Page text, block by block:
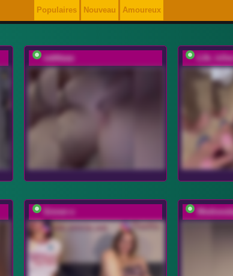
Populaires Nouveau Amoureux
vattttaaa
Sinner-s